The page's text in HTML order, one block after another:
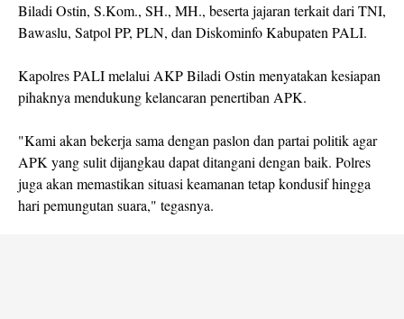
Biladi Ostin, S.Kom., SH., MH., beserta jajaran terkait dari TNI,
Bawaslu, Satpol PP, PLN, dan Diskominfo Kabupaten PALI.
Kapolres PALI melalui AKP Biladi Ostin menyatakan kesiapan
pihaknya mendukung kelancaran penertiban APK.
"Kami akan bekerja sama dengan paslon dan partai politik agar
APK yang sulit dijangkau dapat ditangani dengan baik. Polres
juga akan memastikan situasi keamanan tetap kondusif hingga
hari pemungutan suara," tegasnya.